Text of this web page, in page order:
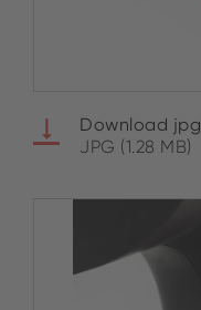
Download jpg
JPG (1.28 MB)